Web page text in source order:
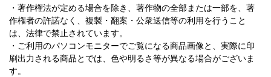
・著作権法が定める場合を除き、著作物の全部または一部を、著
作権者の許諾なく、複製・翻案・公衆送信等の利用を行うこと
は、法律で禁止されています。
・ご利用のパソコンモニターでご覧になる商品画像と、実際に印
刷出力される商品とでは、色や明るさ等が異なる場合がございま
す。